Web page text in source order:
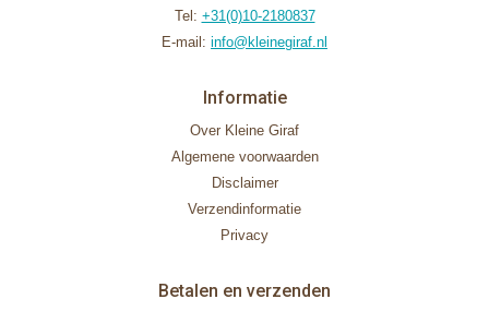
Tel: +31(0)10-2180837
E-mail: info@kleinegiraf.nl
Informatie
Over Kleine Giraf
Algemene voorwaarden
Disclaimer
Verzendinformatie
Privacy
Betalen en verzenden